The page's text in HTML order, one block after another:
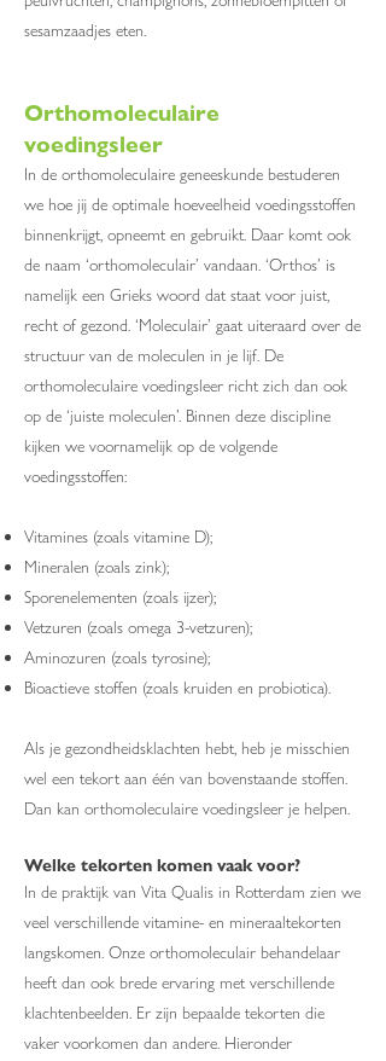
sesamzaadjes eten.
Orthomoleculaire
voedingsleer
In de orthomoleculaire geneeskunde bestuderen
we hoe jij de optimale hoeveelheid voedingsstoffen
binnenkrijgt, opneemt en gebruikt. Daar komt ook
de naam ‘orthomoleculair’ vandaan. ‘Orthos’ is
namelijk een Grieks woord dat staat voor juist,
recht of gezond. ‘Moleculair’ gaat uiteraard over de
structuur van de moleculen in je lijf. De
orthomoleculaire voedingsleer richt zich dan ook
op de ‘juiste moleculen’. Binnen deze discipline
kijken we voornamelijk op de volgende
voedingsstoffen:
Vitamines (zoals vitamine D);
Mineralen (zoals zink);
Sporenelementen (zoals ijzer);
Vetzuren (zoals omega 3-vetzuren);
Aminozuren (zoals tyrosine);
Bioactieve stoffen (zoals kruiden en probiotica).
Als je gezondheidsklachten hebt, heb je misschien
wel een tekort aan één van bovenstaande stoffen.
Dan kan orthomoleculaire voedingsleer je helpen.
Welke tekorten komen vaak voor?
In de praktijk van Vita Qualis in Rotterdam zien we
veel verschillende vitamine- en mineraaltekorten
langskomen. Onze orthomoleculair behandelaar
heeft dan ook brede ervaring met verschillende
klachtenbeelden. Er zijn bepaalde tekorten die
vaker voorkomen dan andere. Hieronder